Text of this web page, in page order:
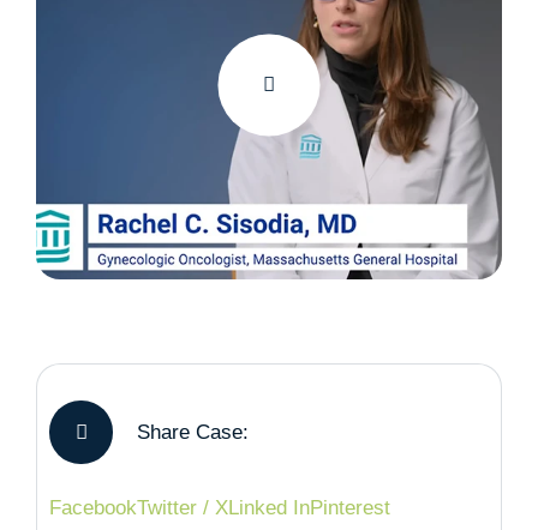
Share Case:
FacebookTwitter / XLinked InPinterest